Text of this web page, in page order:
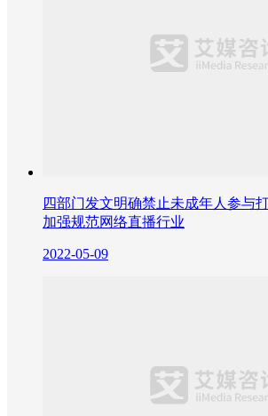
四部门发文明确禁止未成年人参与
加强规范网络直播行业
2022-05-09